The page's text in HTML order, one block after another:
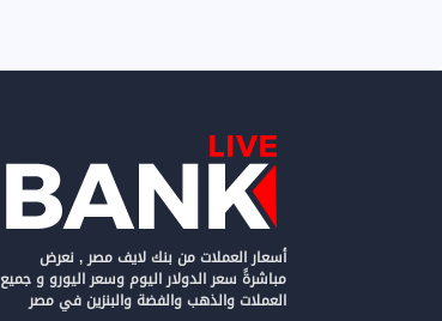
أسعار العملات من بنك لايف مصر , نعرض
مباشرةً سعر الدولار اليوم وسعر اليورو و جميع
العملات والذهب والفضة والبنزين في مصر